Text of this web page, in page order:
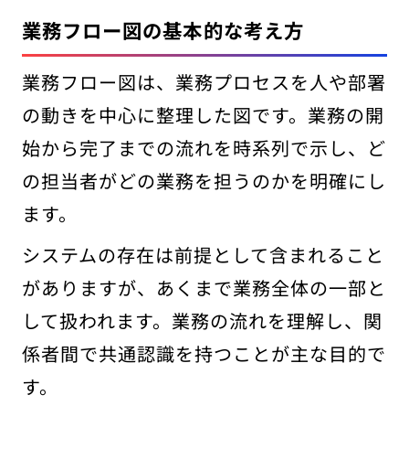
業務フロー図の基本的な考え方
業務フロー図は、業務プロセスを人や部署
の動きを中心に整理した図です。業務の開
始から完了までの流れを時系列で示し、ど
の担当者がどの業務を担うのかを明確にし
ます。
システムの存在は前提として含まれること
がありますが、あくまで業務全体の一部と
して扱われます。業務の流れを理解し、関
係者間で共通認識を持つことが主な目的で
す。